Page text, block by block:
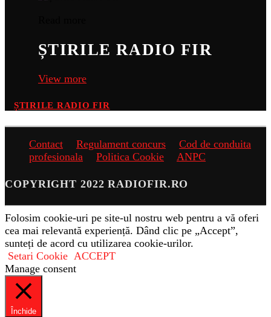
ȘTIRILE RADIO FIR
View more
ȘTIRILE RADIO FIR
Contact Regulament concurs
Cod de conduita
profesionala
Politica Cookie ANPC
COPYRIGHT 2022 RADIOFIR.RO
Folosim cookie-uri pe site-ul nostru web pentru a vă oferi
cea mai relevantă experiență. Dând clic pe „Accept”,
sunteți de acord cu utilizarea cookie-urilor.
Setari Cookie ACCEPT
Manage consent
Închide